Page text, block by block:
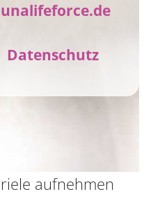
Datenschutz
aufnehmen